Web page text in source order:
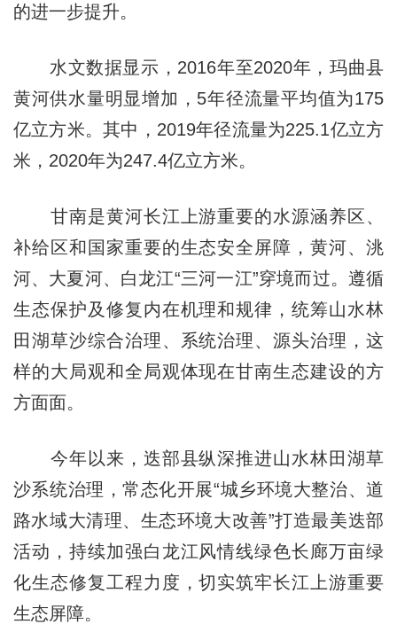
的进一步提升。
水文数据显示，2016年至2020年，玛曲县
黄河供水量明显增加，5年径流量平均值为175
亿立方米。其中，2019年径流量为225.1亿立方
米，2020年为247.4亿立方米。
甘南是黄河长江上游重要的水源涵养区、
补给区和国家重要的生态安全屏障，黄河、洮
河、大夏河、白龙江“三河一江”穿境而过。遵循
生态保护及修复内在机理和规律，统筹山水林
田湖草沙综合治理、系统治理、源头治理，这
样的大局观和全局观体现在甘南生态建设的方
方面面。
今年以来，迭部县纵深推进山水林田湖草
沙系统治理，常态化开展“城乡环境大整治、道
路水域大清理、生态环境大改善”打造最美迭部
活动，持续加强白龙江风情线绿色长廊万亩绿
化生态修复工程力度，切实筑牢长江上游重要
生态屏障。